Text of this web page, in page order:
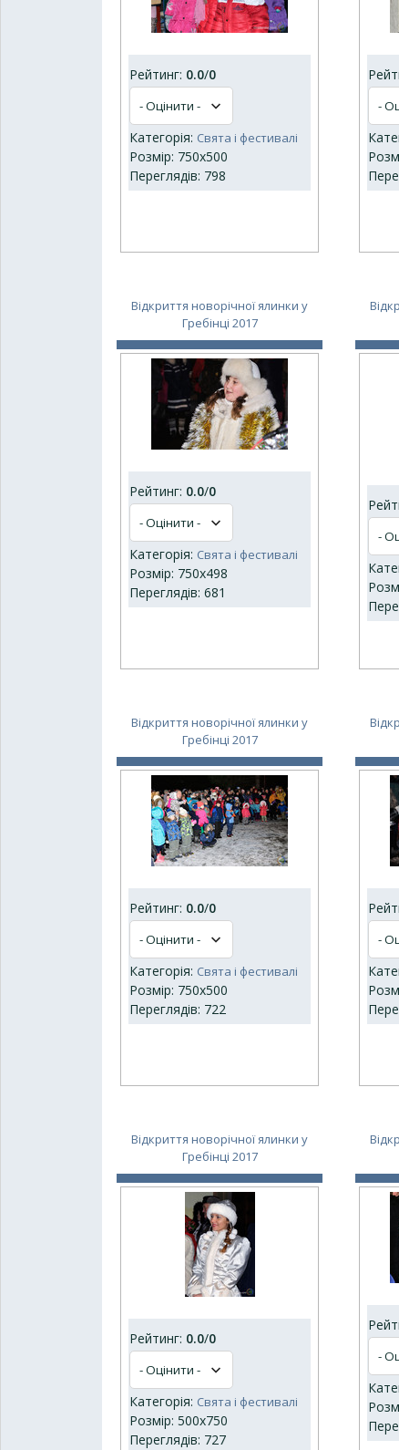
Рейтинг: 0.0/0
Категорія: Свята і фестивалі
Розмір: 750x500
Переглядів: 798
Відкриття новорічної ялинки у
Гребінці 2017
Рейтинг: 0.0/0
Категорія: Свята і фестивалі
Розмір: 750x498
Переглядів: 681
Відкриття новорічної ялинки у
Гребінці 2017
Рейтинг: 0.0/0
Категорія: Свята і фестивалі
Розмір: 750x500
Переглядів: 722
Відкриття новорічної ялинки у
Гребінці 2017
Рейтинг: 0.0/0
Категорія: Свята і фестивалі
Розмір: 500x750
Переглядів: 727